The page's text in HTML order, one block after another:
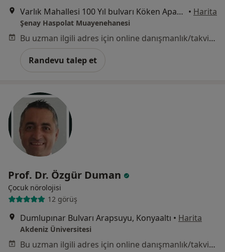
Varlık Mahallesi 100 Yıl bulvarı Köken Apartmanı No:76/9, Antalya • Harita
Şenay Haspolat Muayenehanesi
Bu uzman ilgili adres için online danışmanlık/takvim sunmuyor.
Randevu talep et
Prof. Dr. Özgür Duman
Çocuk nörolojisi
12 görüş
Dumlupınar Bulvarı Arapsuyu, Konyaaltı • Harita
Akdeniz Üniversitesi
Bu uzman ilgili adres için online danışmanlık/takvim sunmuyor.